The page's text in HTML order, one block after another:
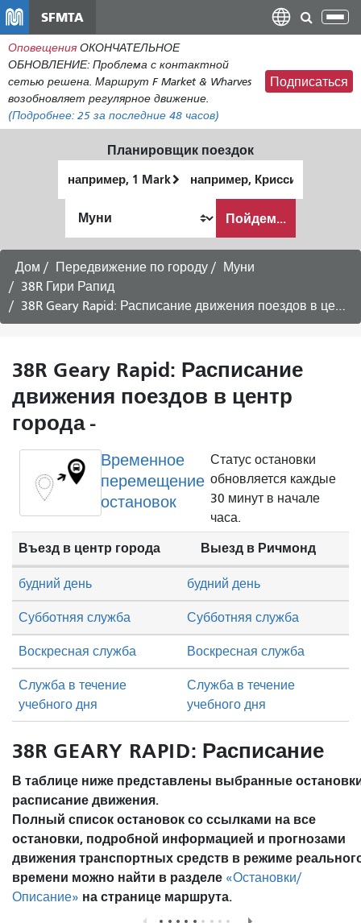
содержанию
SFMTA
Оповещения ОКОНЧАТЕЛЬНОЕ
ОБНОВЛЕНИЕ: Проблема с контактной
сетью решена. Маршрут F Market & Wharves
возобновляет регулярное движение.
(Подробнее: 25 за последние 48 часов)
Подписаться
Планировщик поездок
местоположение
окончания
хочу
путешествовать
Пойдем...
Дом Передвижение по городу
Муни
38R Гири Рапид
38R Geary Rapid: Расписание движения поездов в центр города -
38R Geary Rapid: Расписание
движения поездов в центр
города -
Временное
перемещение
остановок
Статус остановки
обновляется каждые
30 минут в начале
часа.
Въезд в центр города Выезд в Ричмонд
Субботняя служба Субботняя служба
Воскресная служба Воскресная служба
будний день будний день
Служба в течение
учебного дня
Служба в течение
учебного дня
38R GEARY RAPID: Расписание
В таблице ниже представлены выбранные
расписание движения.
Полный список остановок со ссылками на все
остановки, подробной информацией и прогнозами
движения транспортных средств в режиме
времени можно найти в разделе «Остановки/
Описание» на странице маршрута.